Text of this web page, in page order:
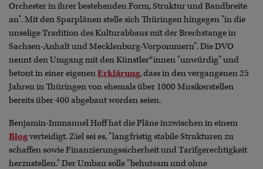
Orchester in ihrer bestehenden Form, Struktur und Bandbreite
an". Mit den Sparplänen stelle sich Thüringen hingegen "in die
unselige Tradition des Kulturabbaus mit der Brechstange in
Sachsen-Anhalt und Mecklenburg-Vorpommern". Die DVO
nennt den Umgang mit den Künstler*innen "unwürdig" und
betont in einer eigenenErklärung, dass in den vergangenen 25
Jahren in Thüringen von ehemals über 1000 Musikerstellen
bereits über 400 abgebaut worden seien.
Benjamin-Immanuel Hoff hat die Pläne inzwischen in einem
Blogverteidigt. Ziel sei es, "langfristig stabile Strukturen zu
schaffen sowie Finanzierungssicherheit und Tarifgerechtigkeit
herzustellen." Der Umbau solle "behutsam und ohne